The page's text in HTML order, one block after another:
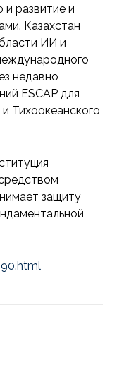
развитие и
Казахстан
ИИ и
недавно
ESCAP для
Тихоокеанского
защиту